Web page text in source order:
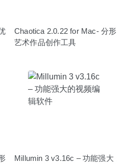
Chaotica 2.0.22 for Mac- 分形
艺术作品创作工具
Millumin 3 v3.16c – 功能强大